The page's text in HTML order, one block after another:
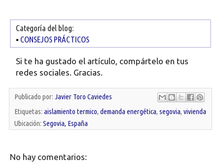
Categoría del blog:
▪ CONSEJOS PRÁCTICOS
Si te ha gustado el artículo, compártelo en tus
redes sociales. Gracias.
Publicado por: Javier Toro Caviedes
Etiquetas: aislamiento termico, demanda energética, segovia, vivienda
Ubicación: Segovia, España
No hay comentarios: